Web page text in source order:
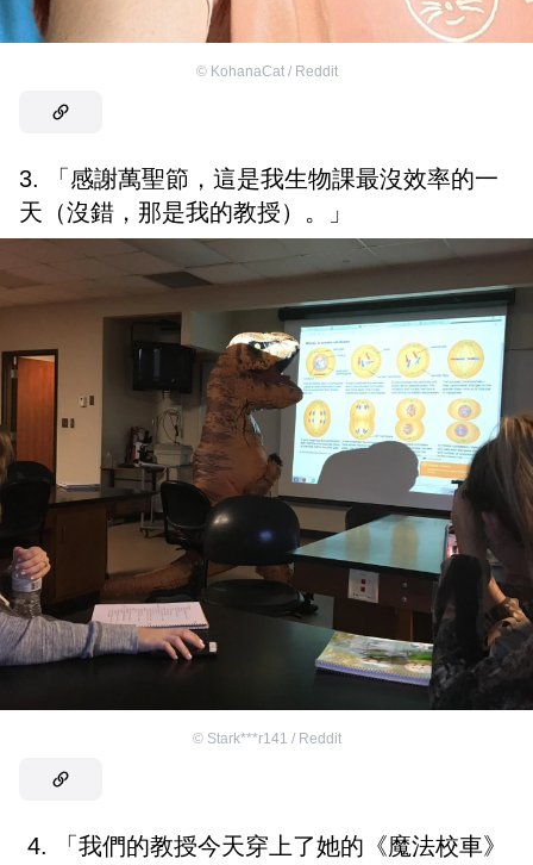
© KohanaCat / Reddit
3. 「感謝萬聖節，這是我生物課最沒效率的一
天（沒錯，那是我的教授）。」
© Stark***r141 / Reddit
4. 「我們的教授今天穿上了她的《魔法校車》